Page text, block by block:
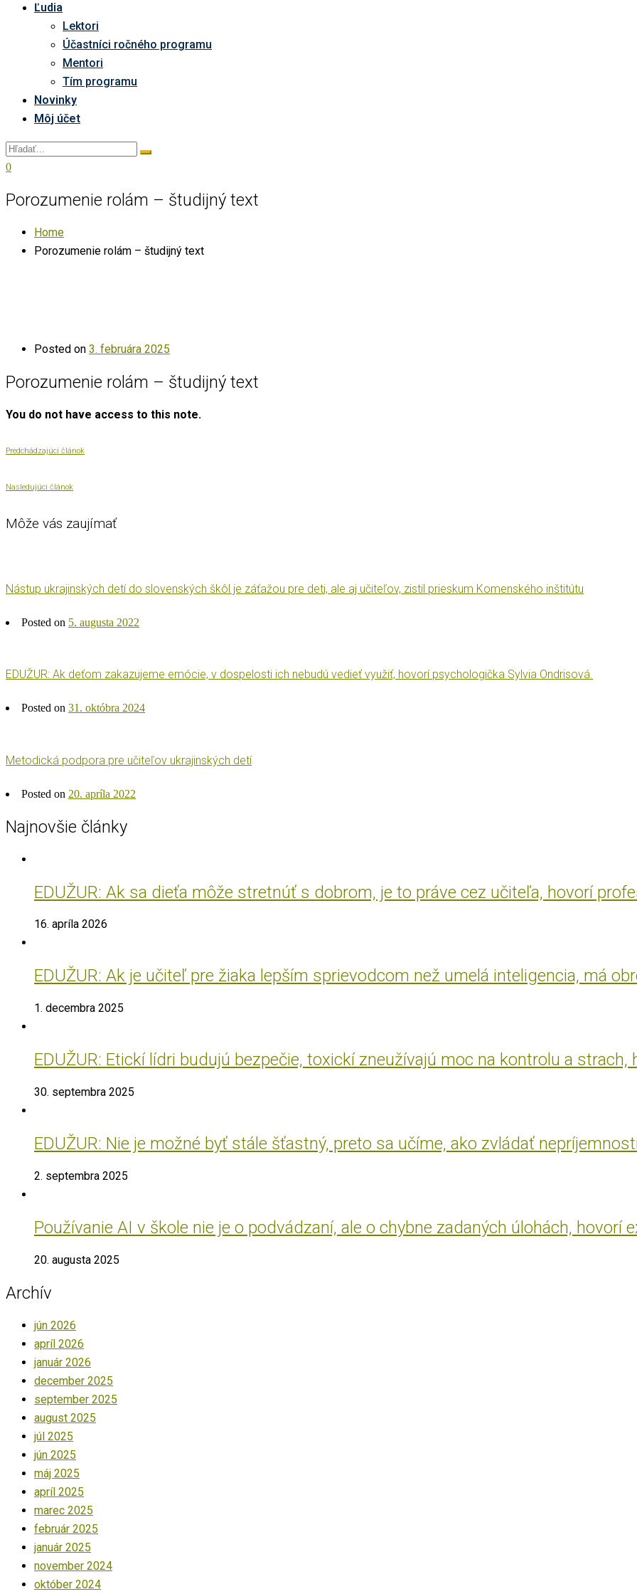
Ľudia
Lektori
Účastníci ročného programu
Mentori
Tím programu
Novinky
Môj účet
0
Porozumenie rolám – študijný text
Home
Porozumenie rolám – študijný text
Posted on 3. februára 2025
Porozumenie rolám – študijný text
You do not have access to this note.
Predchádzajúci článok
Nasledujúci článok
Môže vás zaujímať
Nástup ukrajinských detí do slovenských škôl je záťažou pre deti, ale aj učiteľov, zistil prieskum Komenského inštitútu
Posted on 5. augusta 2022
EDUŽUR: Ak deťom zakazujeme emócie, v dospelosti ich nebudú vedieť využiť, hovorí psychologička Sylvia Ondrisová.
Posted on 31. októbra 2024
Metodická podpora pre učiteľov ukrajinských detí
Posted on 20. apríla 2022
Najnovšie články
EDUŽUR: Ak sa dieťa môže stretnúť s dobrom, je to práve cez učiteľa, hovorí
16. apríla 2026
EDUŽUR: Ak je učiteľ pre žiaka lepším sprievodcom než umelá inteligencia, má
1. decembra 2025
EDUŽUR: Etickí lídri budujú bezpečie, toxickí zneužívajú moc na kontrolu a strach,
30. septembra 2025
EDUŽUR: Nie je možné byť stále šťastný, preto sa učíme, ako zvládať
2. septembra 2025
Používanie AI v škole nie je o podvádzaní, ale o chybne zadaných úlohách, hovorí
20. augusta 2025
Archív
jún 2026
apríl 2026
január 2026
december 2025
september 2025
august 2025
júl 2025
jún 2025
máj 2025
apríl 2025
marec 2025
február 2025
január 2025
november 2024
október 2024